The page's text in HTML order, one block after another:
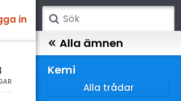
in
Alla ämnen
Kemi
Alla trådar